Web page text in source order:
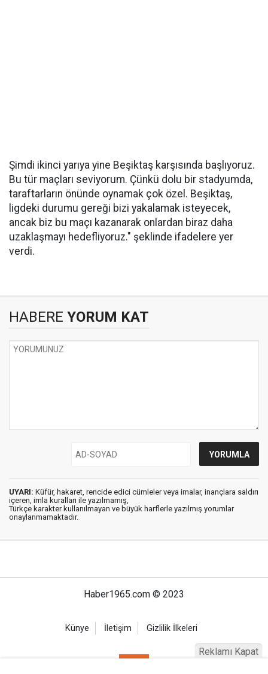
Şimdi ikinci yarıya yine Beşiktaş karşısında başlıyoruz.
Bu tür maçları seviyorum. Çünkü dolu bir stadyumda,
taraftarların önünde oynamak çok özel. Beşiktaş,
ligdeki durumu gereği bizi yakalamak isteyecek,
ancak biz bu maçı kazanarak onlardan biraz daha
uzaklaşmayı hedefliyoruz." şeklinde ifadelere yer
verdi.
HABERE YORUM KAT
UYARI: Küfür, hakaret, rencide edici cümleler veya imalar, inançlara saldırı
içeren, imla kuralları ile yazılmamış,
Türkçe karakter kullanılmayan ve büyük harflerle yazılmış yorumlar
onaylanmamaktadır.
Haber1965.com © 2023
Künye İletişim Gizlilik İlkeleri
Reklamı Kapat